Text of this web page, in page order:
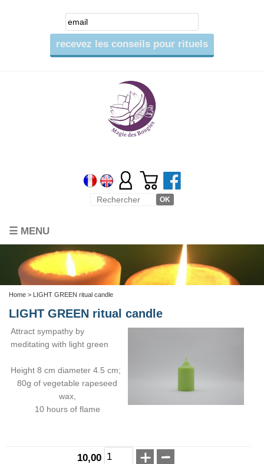
☰ MENU
Home > LIGHT GREEN ritual candle
LIGHT GREEN ritual candle
Attract sympathy by
meditating with light green
Height 8 cm diameter 4.5 cm;
80g of vegetable rapeseed
wax,
10 hours of flame
10,00